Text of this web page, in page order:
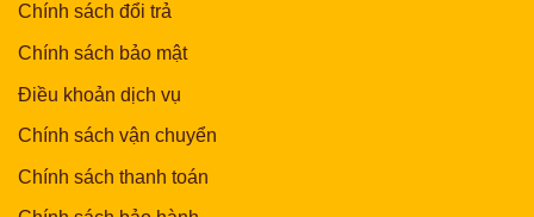
Chính sách đổi trả
Chính sách bảo mật
Điều khoản dịch vụ
Chính sách vận chuyển
Chính sách thanh toán